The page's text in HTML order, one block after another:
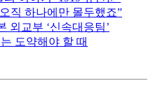
직 하나에만 몰두했죠”
외교부 ‘신속대응팀’
도약해야 할 때